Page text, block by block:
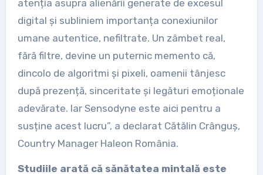
atenția asupra alienării generate de excesul
digital și subliniem importanța conexiunilor
umane autentice, nefiltrate. Un zâmbet real,
fără filtre, devine un puternic memento că,
dincolo de algoritmi și pixeli, oamenii tânjesc
după prezență, sinceritate și legături emoționale
adevărate. Iar Sensodyne este aici pentru a
susține acest lucru”, a declarat Cătălin Crânguș,
Country Manager Haleon România.
Studiile arată că sănătatea mintală este